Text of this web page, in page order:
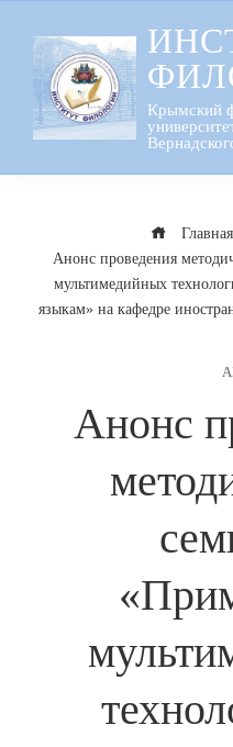
содержанию
Крымский
Главная
Анонс проведения
мультимедийных
языкам» на кафедре
Анонс